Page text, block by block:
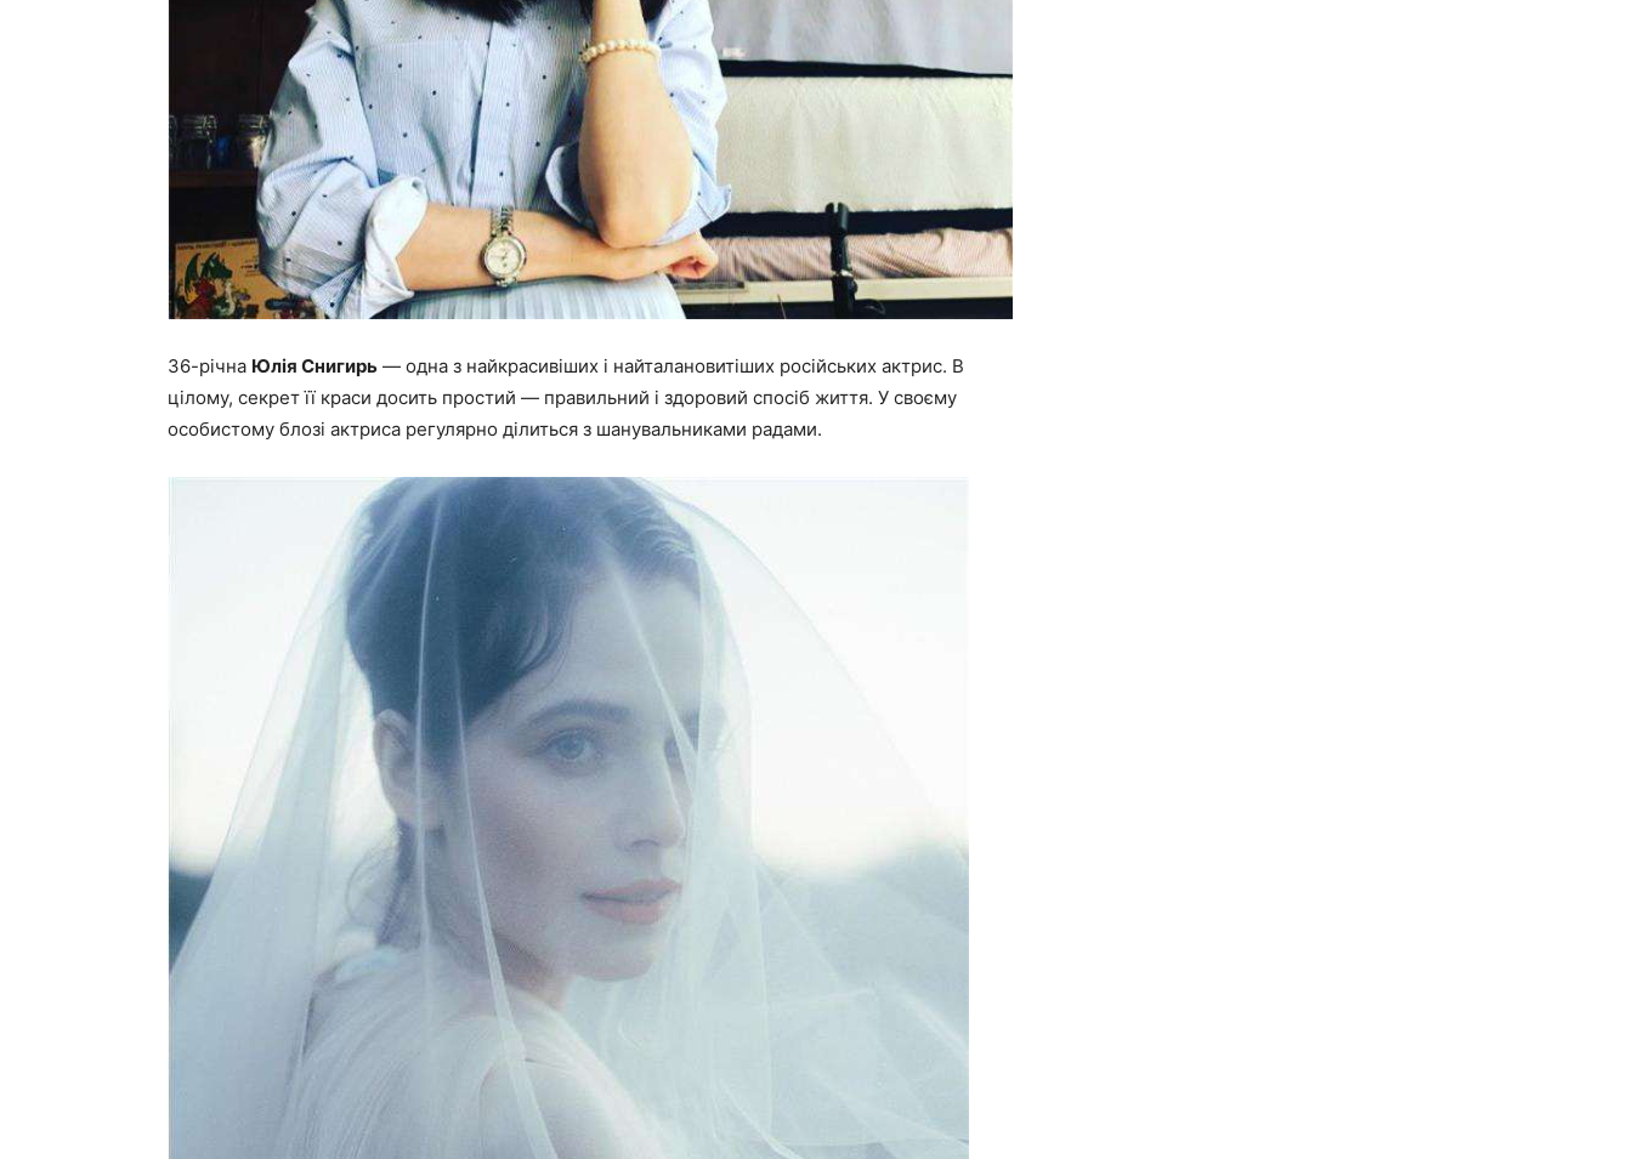
36-річна Юлія Снигирь — одна з найкрасивіших і найталановитіших російських актрис. В
цілому, секрет її краси досить простий — правильний і здоровий спосіб життя. У своєму
особистому блозі актриса регулярно ділиться з шанувальниками радами.